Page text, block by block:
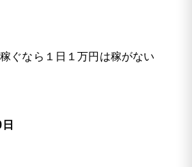
ぐなら１日１万円は稼がない